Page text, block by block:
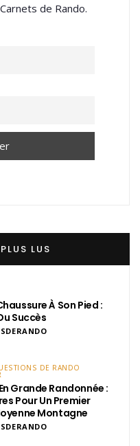
de Rando.
LUS
À Son Pied :
Succès
DE RANDO
Grande Randonnée :
Pour Un Premier
Montagne